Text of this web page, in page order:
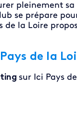
pleinement
se prépare
de la Loire
de la
sur Ici Pays